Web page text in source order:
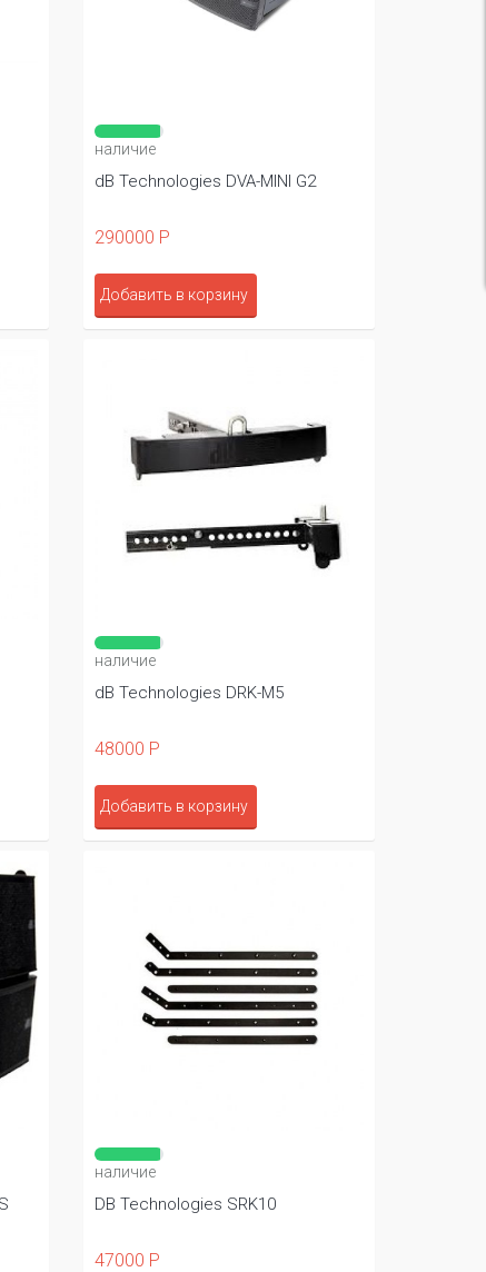
наличие
DB Technologies SRK10
47000 Р
наличие
dB Technologies DVA-MINI G2
290000 Р
Добавить в корзину
наличие
dB Technologies DRK-M5
48000 Р
Добавить в корзину